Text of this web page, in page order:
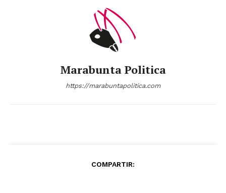
Marabunta Politica
https://marabuntapolitica.com
COMPARTIR: